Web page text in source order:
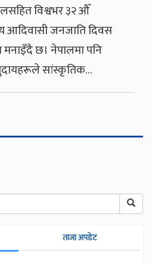
विश्वभर ३२ औँ
आदिवासी जनजाति दिवस
मनाइँदै छ। नेपालमा पनि
सांस्कृतिक…
ताजा अपडेट